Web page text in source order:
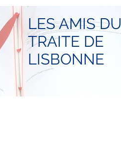
LES AMIS DU
TRAITE DE
LISBONNE